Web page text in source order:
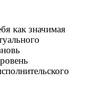
как значимая